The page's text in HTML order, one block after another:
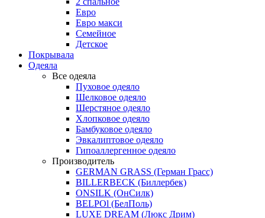
Евро
Евро макси
Семейное
Детское
Покрывала
Одеяла
Все одеяла
Пуховое одеяло
Шелковое одеяло
Шерстяное одеяло
Хлопковое одеяло
Бамбуковое одеяло
Эвкалиптовое одеяло
Гипоаллергенное одеяло
Производитель
GERMAN GRASS (Герман Грасс)
BILLERBECK (Биллербек)
ONSILK (ОнСилк)
BELPOl (БелПоль)
LUXE DREAM (Люкс Дрим)